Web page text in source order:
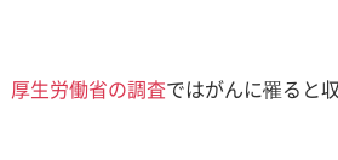
厚生労働省の調査ではがんに罹ると